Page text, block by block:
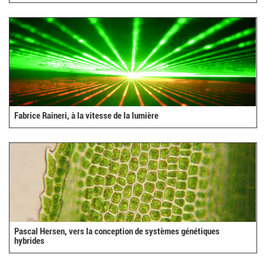
Fabrice Raineri, à la vitesse de la lumière
Pascal Hersen, vers la conception de systèmes génétiques
hybrides